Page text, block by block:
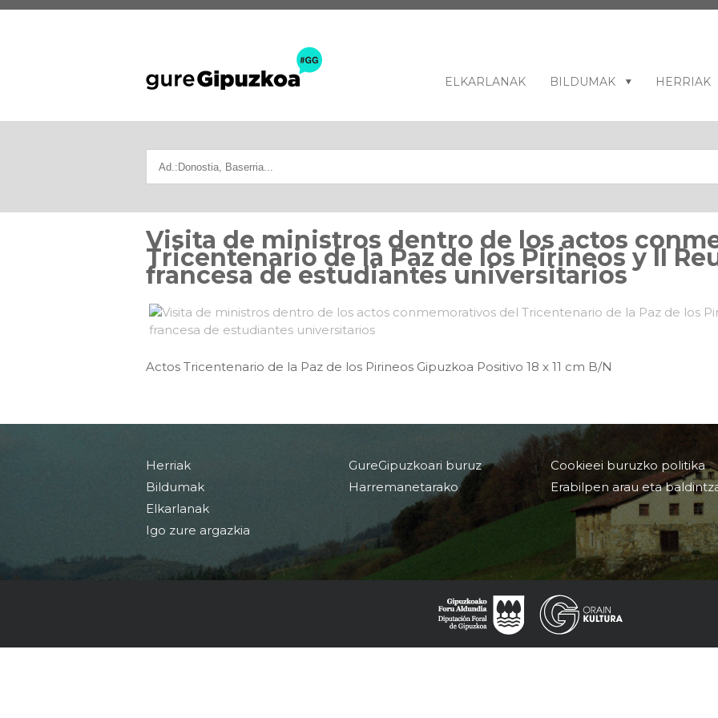
ELKARLANAK BILDUMAK HERRIAK
Visita de ministros dentro de los actos
Tricentenario de la Paz de los Pirineos y II
francesa de estudiantes universitarios
Actos Tricentenario de la Paz de los Pirineos Gipuzkoa Positivo 18 x 11 cm B/N
Herriak
Bildumak
Elkarlanak
Igo zure argazkia
GureGipuzkoari buruz
Harremanetarako
Cookieei buruzko politika
Erabilpen arau eta